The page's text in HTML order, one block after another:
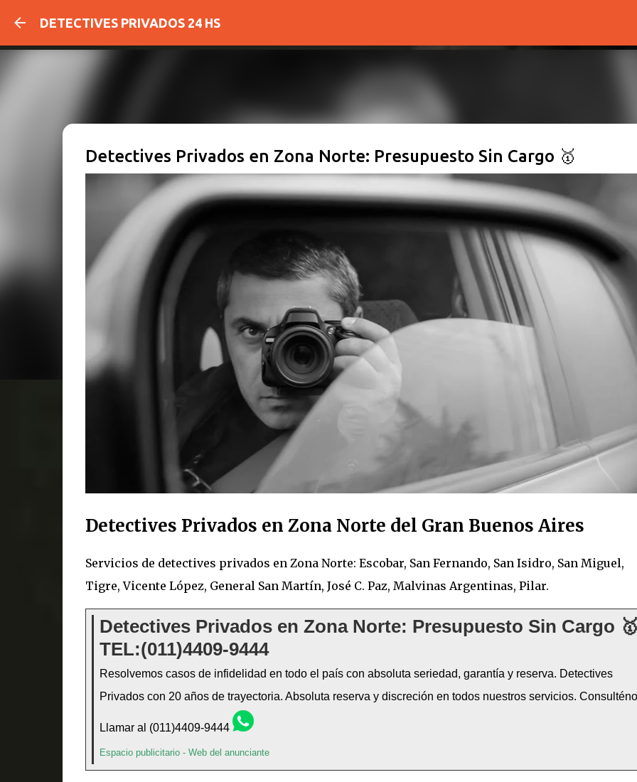
DETECTIVES PRIVADOS 24 HS
Detectives Privados en Zona Norte: Presupuesto Sin Cargo 🥇
Detectives Privados en Zona Norte del Gran Buenos Aires
Servicios de detectives privados en Zona Norte: Escobar, San Fernando, San Isidro, San Miguel,
Tigre, Vicente López, General San Martín, José C. Paz, Malvinas Argentinas, Pilar.
Detectives Privados en Zona Norte: Presupuesto Sin Cargo
TEL:(011)4409-9444
Resolvemos casos de infidelidad en todo el país con absoluta seriedad, garantía y reserva. Detectives
Privados con 20 años de trayectoria. Absoluta reserva y discreción en todos nuestros servicios.
Llamar al (011)4409-9444
Espacio publicitario - Web del anunciante